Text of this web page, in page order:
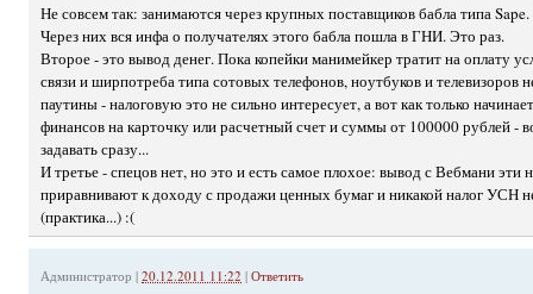
Не совсем так: занимаются через крупных поставщиков бабла типа Sape.
Через них вся инфа о получателях этого бабла пошла в ГНИ. Это раз.
Второе - это вывод денег. Пока копейки манимейкер тратит на оплату
связи и ширпотреба типа сотовых телефонов, ноутбуков и телевизоров
паутины - налоговую это не сильно интересует, а вот как только
финансов на карточку или расчетный счет и суммы от 100000 рублей -
задавать сразу...
И третье - спецов нет, но это и есть самое плохое: вывод с Вебмани эти
приравнивают к доходу с продажи ценных бумаг и никакой налог УСН
(практика...) :(
Администратор | 20.12.2011 11:22 | Ответить